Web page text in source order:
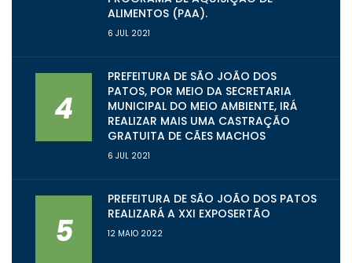
ALIMENTOS (PAA).
6 JUL 2021
4
PREFEITURA DE SÃO JOÃO DOS
PATOS, POR MEIO DA SECRETARIA
MUNICIPAL DO MEIO AMBIENTE, IRÁ
REALIZAR MAIS UMA CASTRAÇÃO
GRATUITA DE CÃES MACHOS
6 JUL 2021
5
PREFEITURA DE SÃO JOÃO DOS PATOS
REALIZARÁ A XXI EXPOSERTÃO
12 MAIO 2022